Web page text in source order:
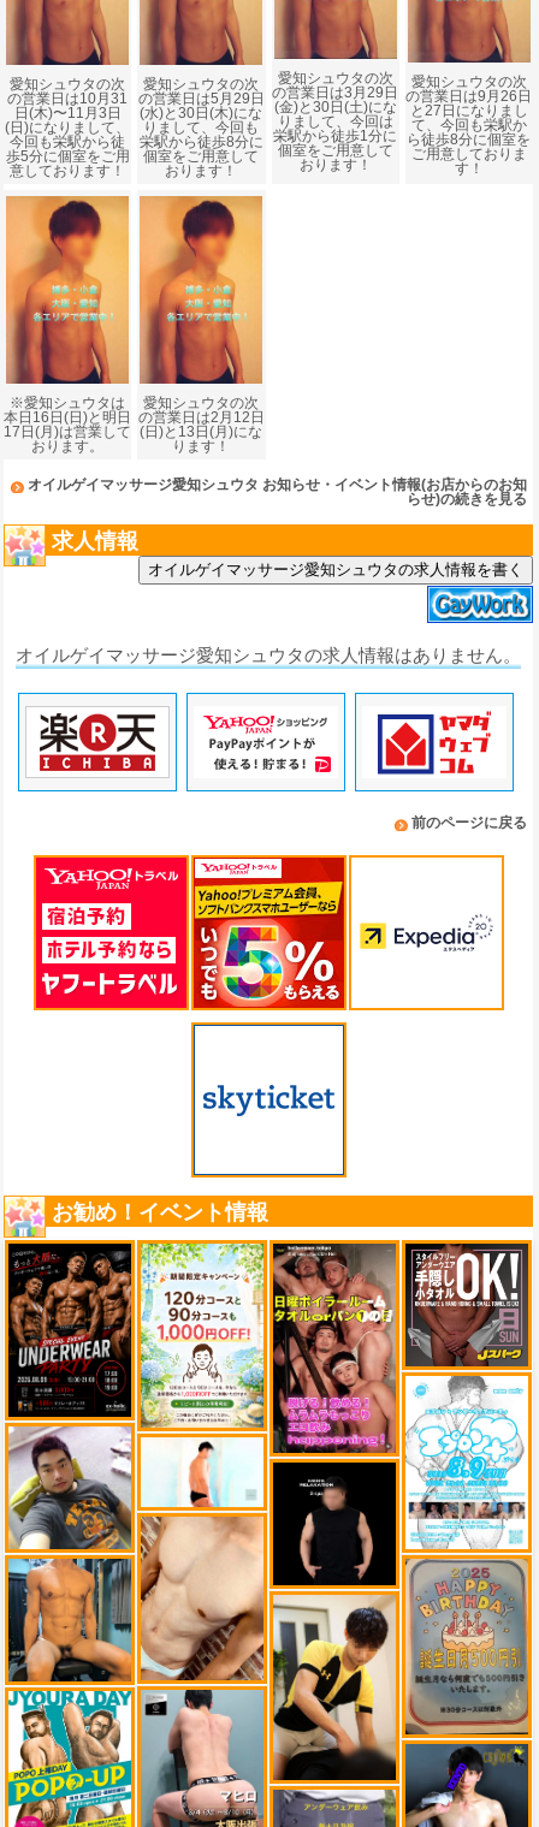
愛知シュウタの次
の営業日は10月31
日(木)〜11月3日
(日)になりまして、
今回も栄駅から徒
歩5分に個室をご用
意しております！
愛知シュウタの次
の営業日は5月29日
(水)と30日(木)にな
りまして、今回も
栄駅から徒歩8分に
個室をご用意して
おります！
愛知シュウタの次
の営業日は3月29日
(金)と30日(土)にな
りまして、今回は
栄駅から徒歩1分に
個室をご用意して
おります！
愛知シュウタの次
の営業日は9月26日
と27日になりまし
て、今回も栄駅か
ら徒歩8分に個室を
ご用意しておりま
す！
※愛知シュウタは
本日16日(日)と明日
17日(月)は営業して
おります。
愛知シュウタの次
の営業日は2月12日
(日)と13日(月)にな
ります！
オイルゲイマッサージ愛知シュウタ お知らせ・イベント情報(お店からのお知
らせ)の続きを見る
求人情報
オイルゲイマッサージ愛知シュウタの求人情報を書く
オイルゲイマッサージ愛知シュウタの求人情報はありません。
前のページに戻る
お勧め！イベント情報